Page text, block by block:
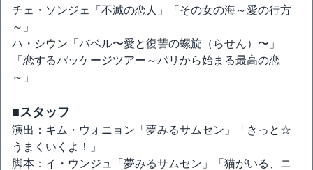
チェ・ソンジェ「不滅の恋人」「その女の海～愛の行方
～」
ハ・シウン「バベル〜愛と復讐の螺旋（らせん）〜」
「恋するパッケージツアー～パリから始まる最高の恋
～」
■スタッフ
演出：キム・ウォニョン「夢みるサムセン」「きっと☆
うまくいくよ！」
脚本：イ・ウンジュ「夢みるサムセン」「猫がいる、ニ